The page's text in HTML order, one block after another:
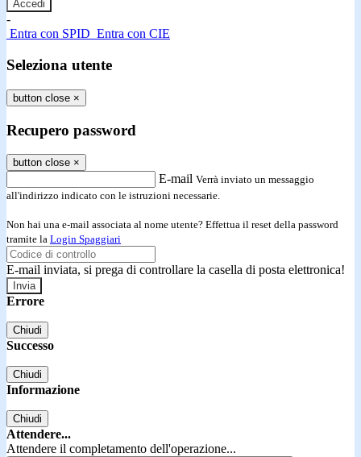
-
Entra con SPID Entra con CIE
Seleziona utente
button close ×
Recupero password
button close ×
E-mail Verrà inviato un messaggio
all'indirizzo indicato con le istruzioni necessarie.
Non hai una e-mail associata al nome utente? Effettua il reset della password
tramite la Login Spaggiari
E-mail inviata, si prega di controllare la casella di posta elettronica!
Errore
Chiudi
Successo
Chiudi
Informazione
Chiudi
Attendere...
Attendere il completamento dell'operazione...